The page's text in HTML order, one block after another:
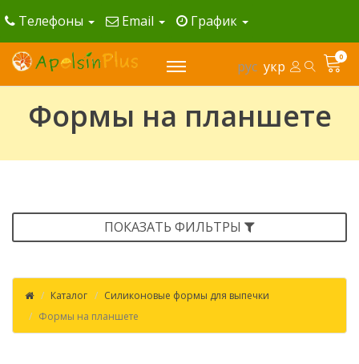
Телефоны Email График
рус укр
0
Формы на планшете
ПОКАЗАТЬ ФИЛЬТРЫ
Каталог
Силиконовые формы для выпечки
Формы на планшете